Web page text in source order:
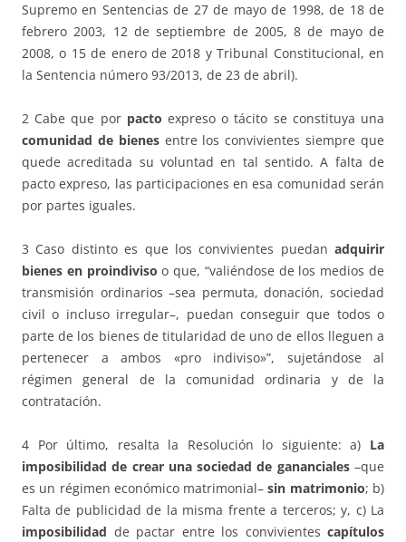
Supremo en Sentencias de 27 de mayo de 1998, de 18 de
febrero 2003, 12 de septiembre de 2005, 8 de mayo de
2008, o 15 de enero de 2018 y Tribunal Constitucional, en
la Sentencia número 93/2013, de 23 de abril).
2 Cabe que por pacto expreso o tácito se constituya una
comunidad de bienesentre los convivientes siempre que
quede acreditada su voluntad en tal sentido. A falta de
pacto expreso, las participaciones en esa comunidad serán
por partes iguales.
3 Caso distinto es que los convivientes puedan adquirir
bienes en proindiviso o que, “valiéndose de los medios de
transmisión ordinarios –sea permuta, donación, sociedad
civil o incluso irregular–, puedan conseguir que todos o
parte de los bienes de titularidad de uno de ellos lleguen a
pertenecer a ambos «pro indiviso»”, sujetándose al
régimen general de la comunidad ordinaria y de la
contratación.
4 Por último, resalta la Resolución lo siguiente: a) La
imposibilidad de crear una sociedad de gananciales–que
es un régimen económico matrimonial–sin matrimonio; b)
Falta de publicidad de la misma frente a terceros; y, c) La
imposibilidad de pactar entre los convivientes capítulos